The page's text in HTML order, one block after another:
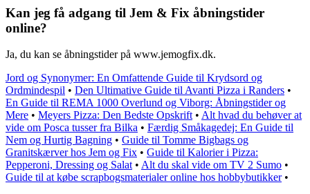
Kan jeg få adgang til Jem & Fix åbningstider
online?
Ja, du kan se åbningstider på www.jemogfix.dk.
Jord og Synonymer: En Omfattende Guide til Krydsord og
Ordmindespil • Den Ultimative Guide til Avanti Pizza i Randers •
En Guide til REMA 1000 Overlund og Viborg: Åbningstider og
Mere • Meyers Pizza: Den Bedste Opskrift • Alt hvad du behøver at
vide om Posca tusser fra Bilka • Færdig Småkagedej: En Guide til
Nem og Hurtig Bagning • Guide til Tomme Bigbags og
Granitskærver hos Jem og Fix • Guide til Kalorier i Pizza:
Pepperoni, Dressing og Salat • Alt du skal vide om TV 2 Sumo •
Guide til at købe scrapbogsmaterialer online hos hobbybutikker•